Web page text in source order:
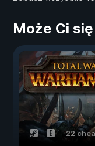
Może Ci
22